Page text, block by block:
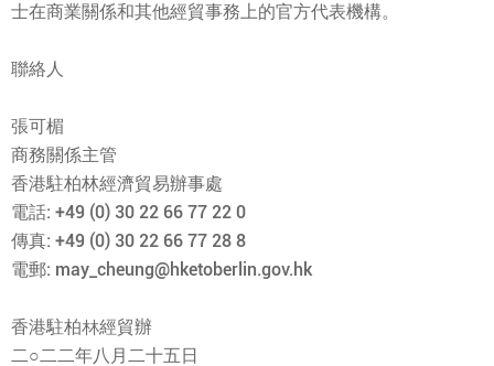
士在商業關係和其他經貿事務上的官方代表機構。
聯絡人
張可楣
商務關係主管
香港駐柏林經濟貿易辦事處
電話: +49 (0) 30 22 66 77 22 0
傳真: +49 (0) 30 22 66 77 28 8
電郵: may_cheung@hketoberlin.gov.hk
香港駐柏林經貿辦
二○二二年八月二十五日